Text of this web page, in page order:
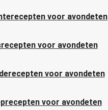
voor avondeten
voor avondeten
voor avondeten
voor avondeten